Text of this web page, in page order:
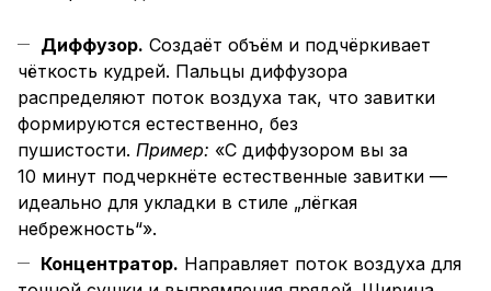
Диффузор. Создаёт объём и подчёркивает
чёткость кудрей. Пальцы диффузора
распределяют поток воздуха так, что завитки
формируются естественно, без
пушистости. Пример: «С диффузором вы за
10 минут подчеркнёте естественные завитки —
идеально для укладки в стиле „лёгкая
небрежность“».
Концентратор. Направляет поток воздуха для